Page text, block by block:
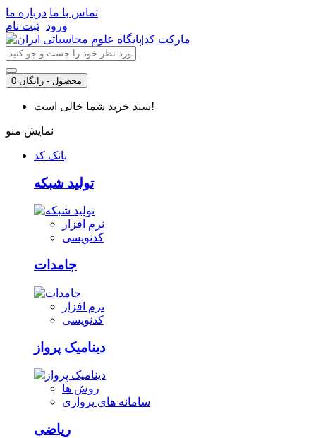
تماس با ما درباره ما
ورود ثبت نام
0 محصول - رایگان
سبد خرید شما خالی است!
نمایش منو
بانک کد
تولید شبکه
نرم افزار
کدنویسی
جامدات
نرم افزار
کدنویسی
دینامیک پرواز
روش ها
سامانه های پروازی
ریاضی